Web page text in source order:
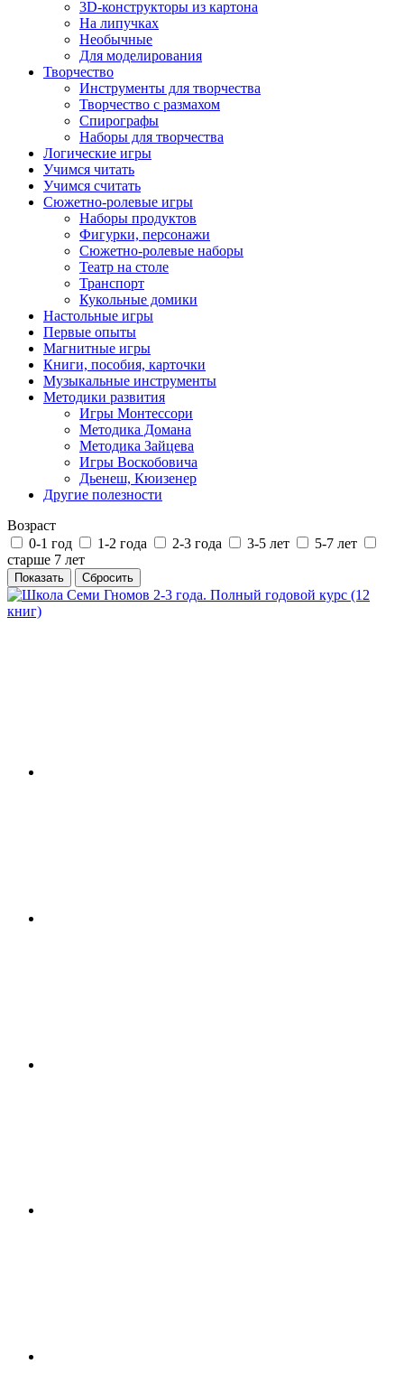
3D-конструкторы из картона
На липучках
Необычные
Для моделирования
Творчество
Инструменты для творчества
Творчество с размахом
Спирографы
Наборы для творчества
Логические игры
Учимся читать
Учимся считать
Сюжетно-ролевые игры
Наборы продуктов
Фигурки, персонажи
Сюжетно-ролевые наборы
Театр на столе
Транспорт
Кукольные домики
Настольные игры
Первые опыты
Магнитные игры
Книги, пособия, карточки
Музыкальные инструменты
Методики развития
Игры Монтессори
Методика Домана
Методика Зайцева
Игры Воскобовича
Дьенеш, Кюизенер
Другие полезности
Возраст
0-1 год
1-2 года 2-3 года 3-5 лет
5-7 лет
старше 7 лет